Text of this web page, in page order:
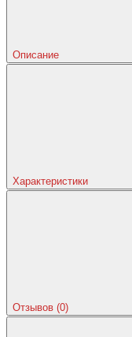
Описание
Характеристики
Отзывов (0)